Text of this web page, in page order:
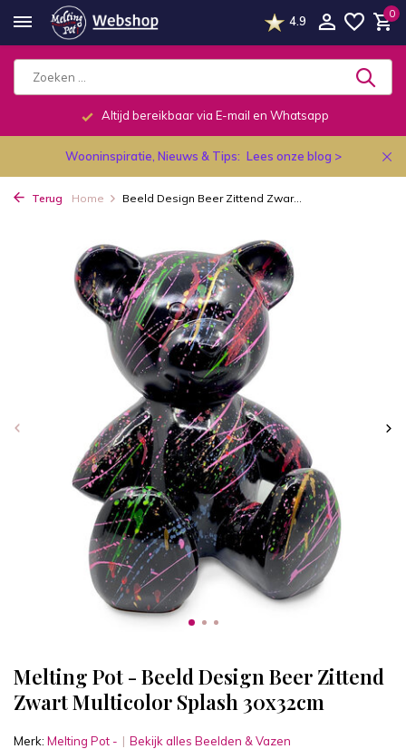
4.9
0
Altijd bereikbaar via E-mail en Whatsapp
Wooninspiratie, Nieuws & Tips: Lees onze blog >
Terug Home Beeld Design Beer Zittend Zwar...
Melting Pot - Beeld Design Beer Zittend
Zwart Multicolor Splash 30x32cm
Merk: Melting Pot - Bekijk alles Beelden & Vazen